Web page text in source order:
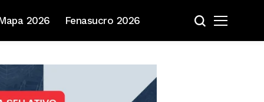
2026 Fenasucro 2026